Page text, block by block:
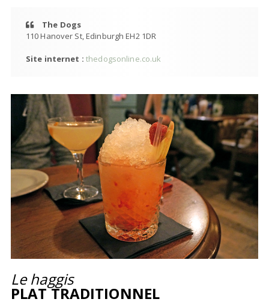
The Dogs
110 Hanover St, Edinburgh EH2 1DR
Site internet : thedogsonline.co.uk
Le haggis
PLAT TRADITIONNEL